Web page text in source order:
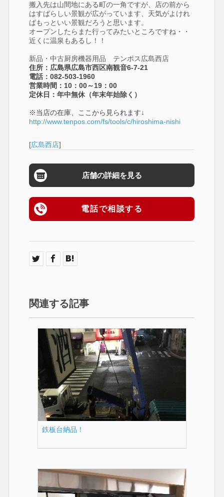
搬入先は山間地にある町の一角ですが、店の前から
はすばらしい景観が広がっています、天気がよけれ
ばもっといい景観だろうと思います。
オープンしたらまた行ってみたいところですね・・
近くに温泉もあるし！！
新品・中古厨房機器用品 テンポス広島西店
住所：広島県広島市西区南観音6-7-21
電話：082-503-1960
営業時間：10：00～19：00
定休日：年中無休（年末年始除く）
※当店の在庫、ここから見られます↓
http://www.tenpos.com/fs/tools/c/hiroshima-nishi
[広島西店]
店舗の詳細を見る
電話で相談する
関連する記事
鉄板台納品！